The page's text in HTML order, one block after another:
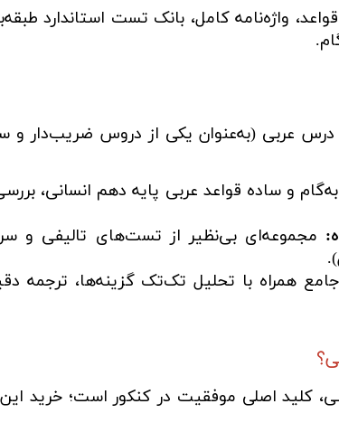
واژه‌نامه کامل، بانک تست استاندارد
عربی (به‌عنوان یکی از دروس ضریب‌دار و
و ساده قواعد عربی پایه دهم انسانی،
مجموعه‌ای بی‌نظیر از تست‌های تالیفی و
همراه با تحلیل تک‌تک گزینه‌ها، ترجمه
اصلی موفقیت در کنکور است؛ خرید این